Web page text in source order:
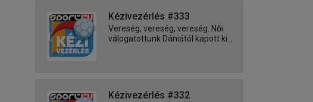
Kézivezérlés #333
Vereség, vereség, vereség. Női
válogatottunk Dániától kapott ki...
Kézivezérlés #332